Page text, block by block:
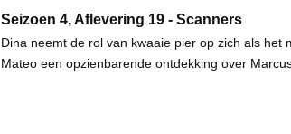
Seizoen 4, Aflevering 19 - Scanners
Dina neemt de rol van kwaaie pier op zich als
Mateo een opzienbarende ontdekking over